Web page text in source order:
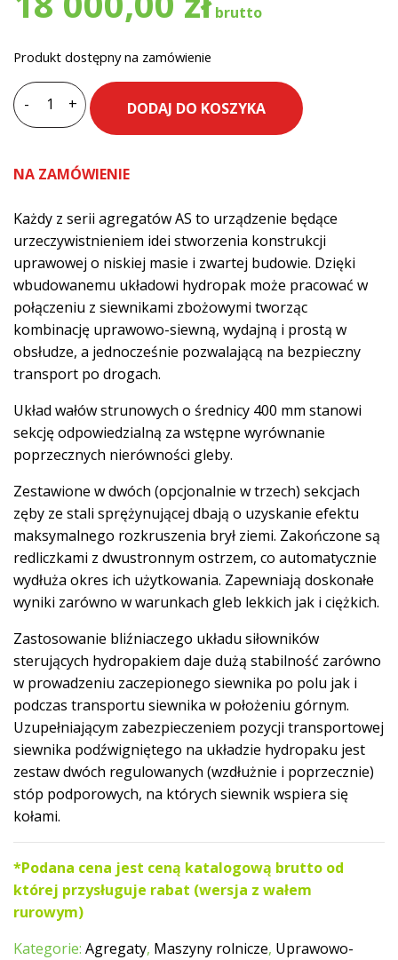
Produkt dostępny na zamówienie
-
ilość
siewny
MASZ
AS27
2,7
m
+ DODAJ DO KOSZYKA
NA ZAMÓWIENIE
Każdy z serii agregatów AS to urządzenie będące
urzeczywistnieniem idei stworzenia konstrukcji
uprawowej o niskiej masie i zwartej budowie. Dzięki
wbudowanemu układowi hydropak może pracować w
połączeniu z siewnikami zbożowymi tworząc
kombinację uprawowo-siewną, wydajną i prostą w
obsłudze, a jednocześnie pozwalającą na bezpieczny
transport po drogach.
Układ wałów strunowych o średnicy 400 mm stanowi
sekcję odpowiedzialną za wstępne wyrównanie
poprzecznych nierówności gleby.
Zestawione w dwóch (opcjonalnie w trzech) sekcjach
zęby ze stali sprężynującej dbają o uzyskanie efektu
maksymalnego rozkruszenia brył ziemi. Zakończone są
redliczkami z dwustronnym ostrzem, co automatycznie
wydłuża okres ich użytkowania. Zapewniają doskonałe
wyniki zarówno w warunkach gleb lekkich jak i ciężkich.
Zastosowanie bliźniaczego układu siłowników
sterujących hydropakiem daje dużą stabilność zarówno
w prowadzeniu zaczepionego siewnika po polu jak i
podczas transportu siewnika w położeniu górnym.
Uzupełniającym zabezpieczeniem pozycji transportowej
siewnika podźwigniętego na układzie hydropaku jest
zestaw dwóch regulowanych (wzdłużnie i poprzecznie)
stóp podporowych, na których siewnik wspiera się
kołami.
*Podana cena jest ceną katalogową brutto od
której przysługuje rabat (wersja z wałem
rurowym)
Kategorie: Agregaty, Maszyny rolnicze, Uprawowo-